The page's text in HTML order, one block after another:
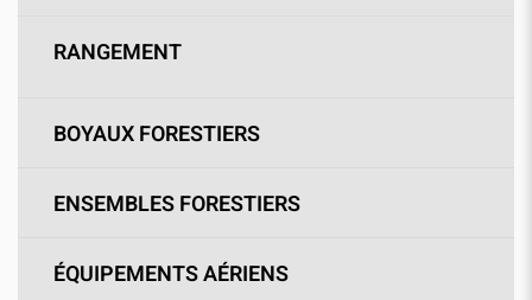
RANGEMENT
BOYAUX FORESTIERS
ENSEMBLES FORESTIERS
ÉQUIPEMENTS AÉRIENS